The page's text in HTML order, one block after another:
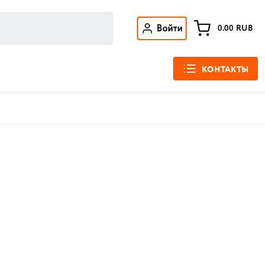
Войти 0.00 RUB
КОНТАКТЫ